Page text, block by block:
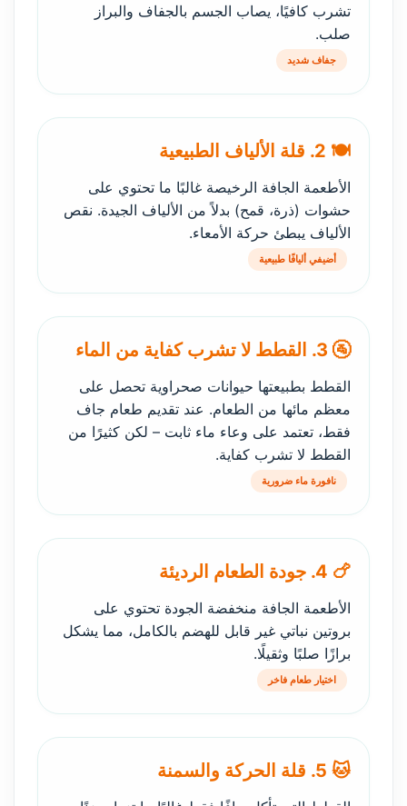
تشرب كافيًا، يصاب الجسم بالجفاف والبراز
صلب.
جفاف شديد
🍽️ 2. قلة الألياف الطبيعية
الأطعمة الجافة الرخيصة غالبًا ما تحتوي على
حشوات (ذرة، قمح) بدلاً من الألياف الجيدة. نقص
الألياف يبطئ حركة الأمعاء.
أضيفي أليافًا طبيعية
🚰 3. القطط لا تشرب كفاية من الماء
القطط بطبيعتها حيوانات صحراوية تحصل على
معظم مائها من الطعام. عند تقديم طعام جاف
فقط، تعتمد على وعاء ماء ثابت – لكن كثيرًا من
القطط لا تشرب كفاية.
نافورة ماء ضرورية
🍗 4. جودة الطعام الرديئة
الأطعمة الجافة منخفضة الجودة تحتوي على
بروتين نباتي غير قابل للهضم بالكامل، مما يشكل
برازًا صلبًا وثقيلًا.
اختيار طعام فاخر
🐱 5. قلة الحركة والسمنة